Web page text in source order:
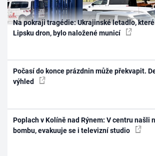
Na pokraji tragédie: Ukrajinské letadlo,
Lipsku dron, bylo naložené municí
Počasí do konce prázdnin může překvapit.
výhled
Poplach v Kolíně nad Rýnem: V centru našli
bombu, evakuuje se i televizní studio